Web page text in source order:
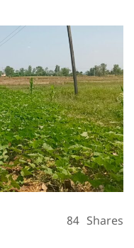
84 Shares